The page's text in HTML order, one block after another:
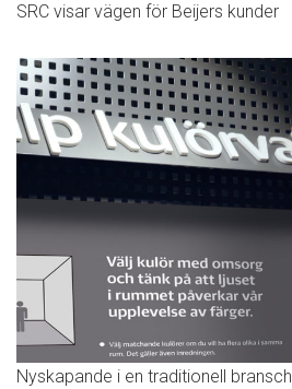
SRC visar vägen för Beijers kunder
Nyskapande i en traditionell bransch